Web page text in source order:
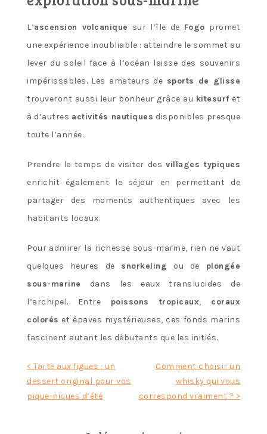
L’ascension volcanique sur l’île de Fogo promet
une expérience inoubliable : atteindre le sommet au
lever du soleil face à l’océan laisse des souvenirs
impérissables. Les amateurs de sports de glisse
trouveront aussi leur bonheur grâce au kitesurfet
à d’autres activités nautiques disponibles presque
toute l’année.
Prendre le temps de visiter des villages typiques
enrichit également le séjour en permettant de
partager des moments authentiques avec les
habitants locaux.
Pour admirer la richesse sous-marine, rien ne vaut
quelques heures de snorkeling ou de plongée
sous-marine dans les eaux translucides de
l’archipel. Entre poissons tropicaux, coraux
colorés et épaves mystérieuses, ces fonds marins
fascinent autant les débutants que les initiés.
Navigation
l’article
< Tarte aux figues : un
dessert original pour vos
pique-niques d’été
Comment choisir un
whisky qui vous
correspond vraiment ? >